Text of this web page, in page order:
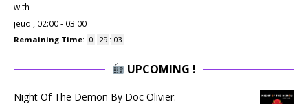
with
jeudi, 02:00- 03:00
Remaining Time: 0 : 29 : 02
UPCOMING !
Night Of The Demon By Doc Olivier.